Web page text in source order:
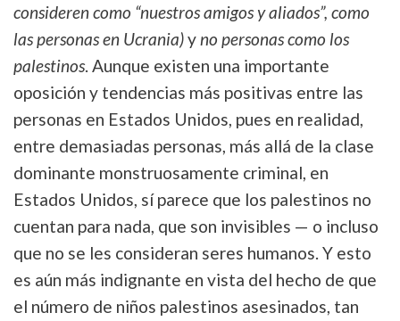
consideren como “nuestros amigos y aliados”, como
las personas en Ucrania)yno personas como los
palestinos. Aunque existen una importante
oposición y tendencias más positivas entre las
personas en Estados Unidos, pues en realidad,
entre demasiadas personas, más allá de la clase
dominante monstruosamente criminal, en
Estados Unidos, sí parece que los palestinos no
cuentan para nada, que son invisibles — o incluso
que no se les consideran seres humanos. Y esto
es aún más indignante en vista del hecho de que
el número de niños palestinos asesinados, tan